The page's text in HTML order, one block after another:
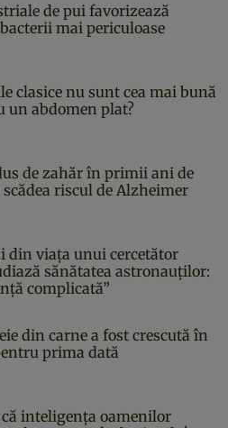
de pui favorizează
mai periculoase
clasice nu sunt cea mai bună
un abdomen plat?
de zahăr în primii ani de
riscul de Alzheimer
din viața unui cercetător
sănătatea astronauților:
complicată”
din carne a fost crescută în
prima dată
că inteligența oamenilor